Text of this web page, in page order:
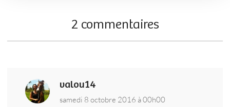
2 commentaires
valou14
samedi 8 octobre 2016 à 00h00